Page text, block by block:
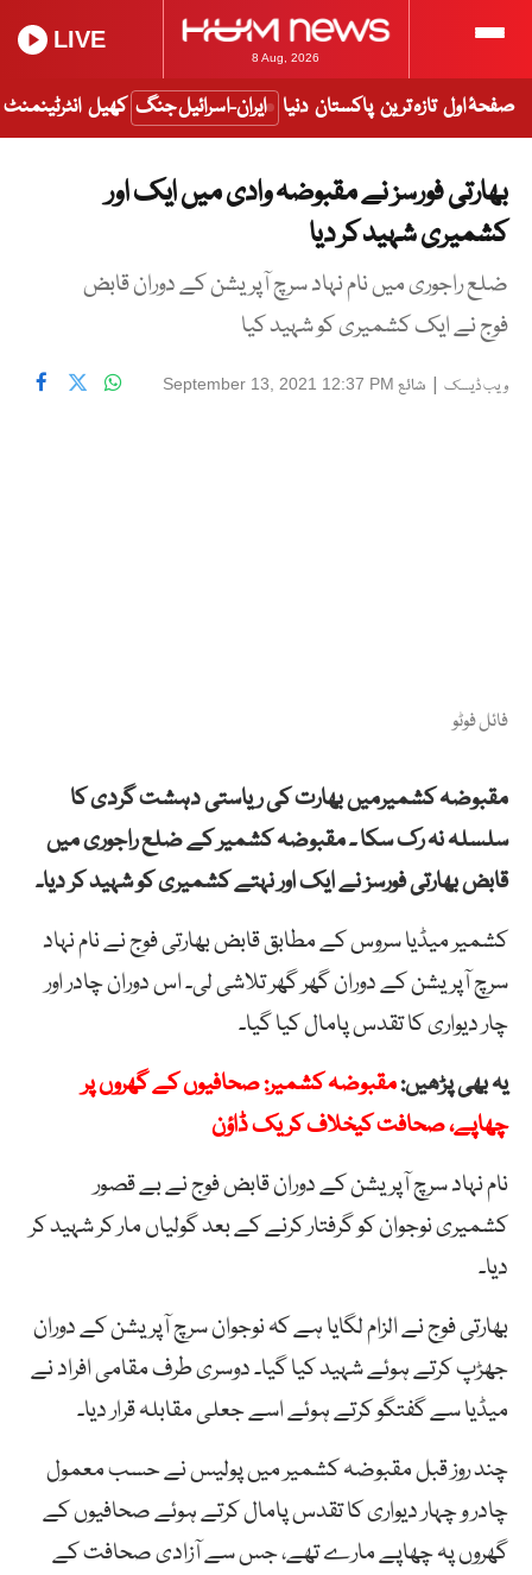
8 Aug, 2026
LIVE
صفحۂ اول تازہ ترین پاکستان دنیا ایران-اسرائیل جنگ کھیل انٹرٹینمنٹ
بھارتی فورسز نے مقبوضہ وادی میں ایک اور
کشمیری شہید کر دیا
ضلع راجوری میں نام نہاد سرچ آپریشن کے دوران قابض
فوج نے ایک کشمیری کو شہید کیا
ویب ڈیسک | شائع September 13, 2021 12:37 PM
فائل فوٹو
مقبوضہ کشمیرمیں بھارت کی ریاستی دہشت گردی کا
سلسلہ نہ رک سکا ۔ مقبوضہ کشمیر کے ضلع راجوری میں
قابض بھارتی فورسز نے ایک اور نہتے کشمیری کو شہید کر دیا۔
کشمیر میڈیا سروس کے مطابق قابض بھارتی فوج نے نام نہاد
سرچ آپریشن کے دوران گھر گھر تلاشی لی۔ اس دوران چادر اور
چار دیواری کا تقدس پامال کیا گیا۔
یہ بھی پڑھیں:مقبوضہ کشمیر: صحافیوں کے گھروں پر
چھاپے، صحافت کیخلاف کریک ڈاؤن
نام نہاد سرچ آپریشن کے دوران قابض فوج نے بے قصور
کشمیری نوجوان کو گرفتار کرنے کے بعد گولیاں مار کر شہید کر
دیا۔
بھارتی فوج نے الزام لگایا ہے کہ نوجوان سرچ آپریشن کے دوران
جھڑپ کرتے ہوئے شہید کیا گیا۔ دوسری طرف مقامی افراد نے
میڈیا سے گفتگو کرتے ہوئے اسے جعلی مقابلہ قرار دیا۔
چند روز قبل مقبوضہ کشمیر میں پولیس نے حسب معمول
چادر و چہار دیواری کا تقدس پامال کرتے ہوئے صحافیوں کے
گھروں پہ چھاپے مارے تھے، جس سے آزادی صحافت کے